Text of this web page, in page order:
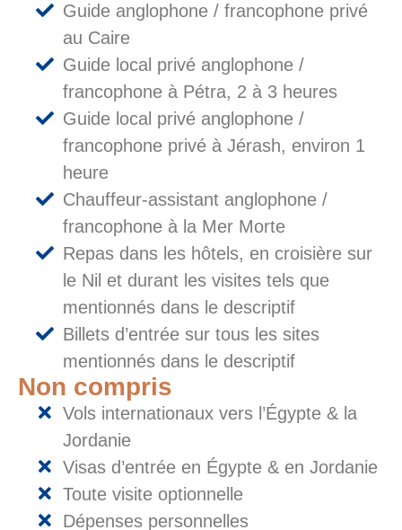
Guide anglophone / francophone privé
au Caire
Guide local privé anglophone /
francophone à Pétra, 2 à 3 heures
Guide local privé anglophone /
francophone privé à Jérash, environ 1
heure
Chauffeur-assistant anglophone /
francophone à la Mer Morte
Repas dans les hôtels, en croisière sur
le Nil et durant les visites tels que
mentionnés dans le descriptif
Billets d’entrée sur tous les sites
mentionnés dans le descriptif
Non compris
Vols internationaux vers l’Égypte & la
Jordanie
Visas d’entrée en Égypte & en Jordanie
Toute visite optionnelle
Dépenses personnelles